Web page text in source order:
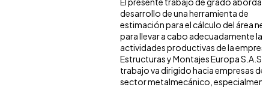
desarrollo de una herramienta de
estimación para el cálculo del área
para llevar a cabo adecuadamente las
actividades productivas de la
Estructuras y Montajes Europa S.A.S.
trabajo va dirigido hacia empresas del
sector metalmecánico,